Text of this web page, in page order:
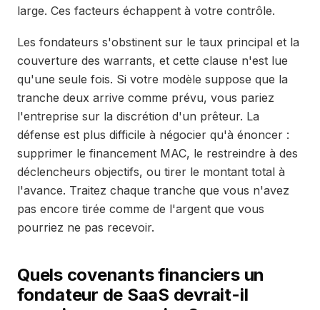
large. Ces facteurs échappent à votre contrôle.
Les fondateurs s'obstinent sur le taux principal et la
couverture des warrants, et cette clause n'est lue
qu'une seule fois. Si votre modèle suppose que la
tranche deux arrive comme prévu, vous pariez
l'entreprise sur la discrétion d'un prêteur. La
défense est plus difficile à négocier qu'à énoncer :
supprimer le financement MAC, le restreindre à des
déclencheurs objectifs, ou tirer le montant total à
l'avance. Traitez chaque tranche que vous n'avez
pas encore tirée comme de l'argent que vous
pourriez ne pas recevoir.
Quels covenants financiers un
fondateur de SaaS devrait-il